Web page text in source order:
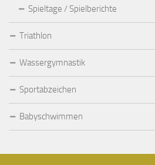
Spieltage / Spielberichte
Triathlon
Wassergymnastik
Sportabzeichen
Babyschwimmen